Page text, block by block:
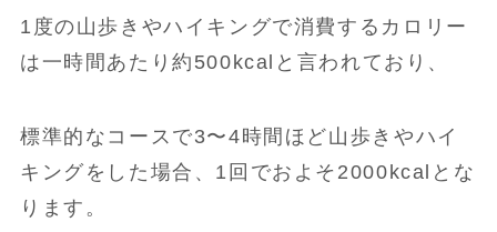
1度の山歩きやハイキングで消費するカロリー
は一時間あたり約500kcalと言われており、
標準的なコースで3〜4時間ほど山歩きやハイ
キングをした場合、1回でおよそ2000kcalとな
ります。